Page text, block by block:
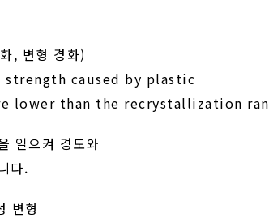
, 변형 경화)
strength caused by plastic
lower than the recrystallization
일으켜 경도와
다.
변형